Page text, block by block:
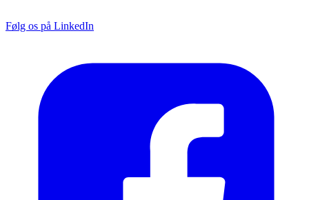
Følg os på LinkedIn